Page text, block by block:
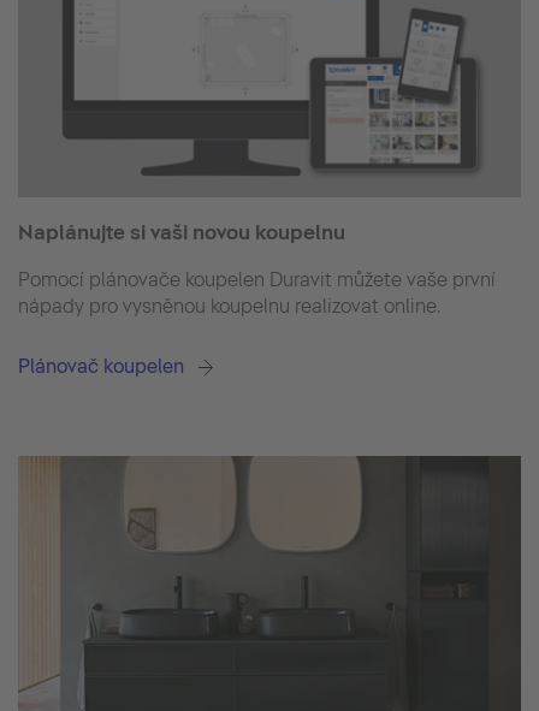
Naplánujte si vaši novou koupelnu
Pomocí plánovače koupelen Duravit můžete vaše první
nápady pro vysněnou koupelnu realizovat online.
Plánovač koupelen